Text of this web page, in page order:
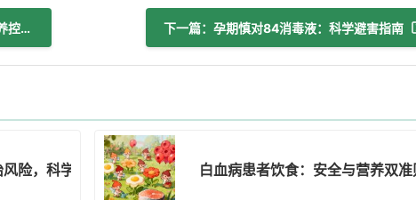
上一篇：60+老人吃鸡蛋：科学方案补营养控风险 下一篇：孕期慎对84消毒液：科学避害指南
险，科学食用益母婴 白血病患者饮食：安全与营养双准